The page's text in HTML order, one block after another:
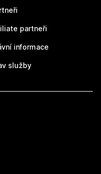
partneři
informace
služby